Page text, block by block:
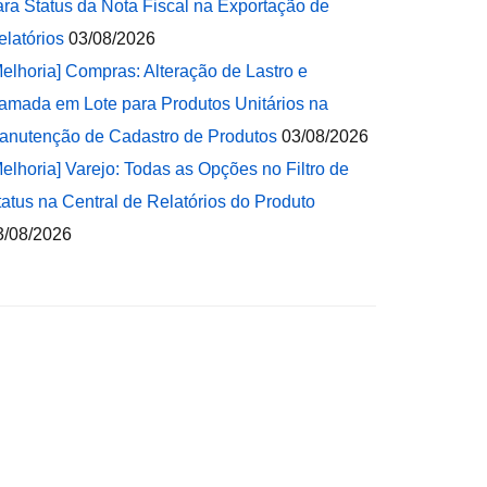
Status da Nota Fiscal na Exportação de
03/08/2026
Compras: Alteração de Lastro e
em Lote para Produtos Unitários na
de Cadastro de Produtos 03/08/2026
Varejo: Todas as Opções no Filtro de
na Central de Relatórios do Produto
08/2026